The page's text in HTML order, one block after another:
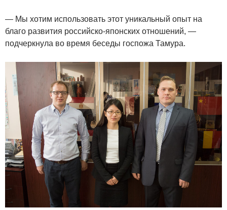
— Мы хотим использовать этот уникальный опыт на
благо развития российско-японских отношений, —
подчеркнула во время беседы госпожа Тамура.